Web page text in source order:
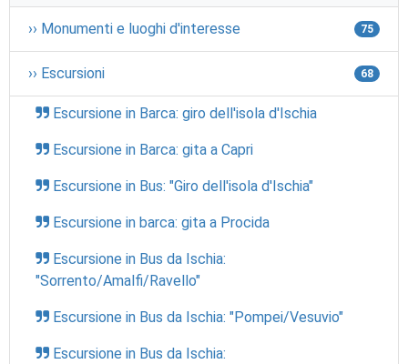
›› Monumenti e luoghi d'interesse 75
›› Escursioni 68
Escursione in Barca: giro dell'isola d'Ischia
Escursione in Barca: gita a Capri
Escursione in Bus: "Giro dell'isola d'Ischia"
Escursione in barca: gita a Procida
Escursione in Bus da Ischia:
"Sorrento/Amalfi/Ravello"
Escursione in Bus da Ischia: "Pompei/Vesuvio"
Escursione in Bus da Ischia: